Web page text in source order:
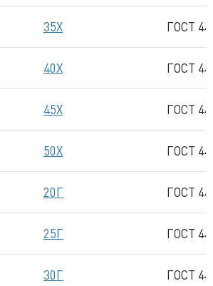
35Х ГОСТ
40Х ГОСТ
45Х ГОСТ
50Х ГОСТ
20Г ГОСТ
25Г ГОСТ
30Г ГОСТ